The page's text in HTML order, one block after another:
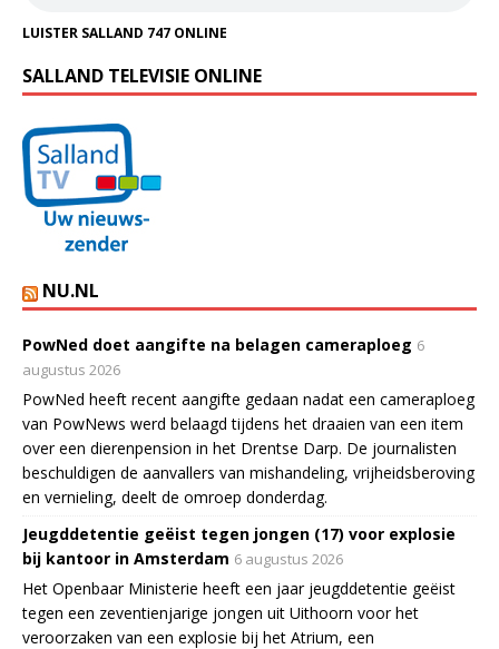
LUISTER SALLAND 747 ONLINE
SALLAND TELEVISIE ONLINE
NU.NL
PowNed doet aangifte na belagen cameraploeg 6
augustus 2026
PowNed heeft recent aangifte gedaan nadat een cameraploeg
van PowNews werd belaagd tijdens het draaien van een item
over een dierenpension in het Drentse Darp. De journalisten
beschuldigen de aanvallers van mishandeling, vrijheidsberoving
en vernieling, deelt de omroep donderdag.
Jeugddetentie geëist tegen jongen (17) voor explosie
bij kantoor in Amsterdam 6 augustus 2026
Het Openbaar Ministerie heeft een jaar jeugddetentie geëist
tegen een zeventienjarige jongen uit Uithoorn voor het
veroorzaken van een explosie bij het Atrium, een